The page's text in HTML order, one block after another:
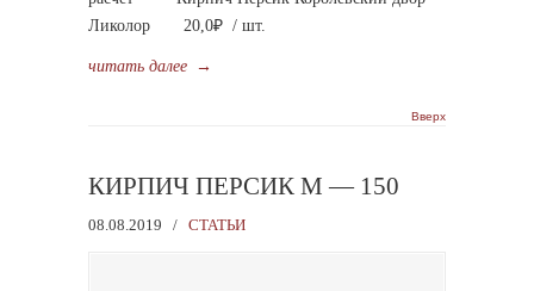
Ликолор 20,0₽ / шт.
читать далее →
Вверх
КИРПИЧ ПЕРСИК М — 150
08.08.2019 / СТАТЬИ